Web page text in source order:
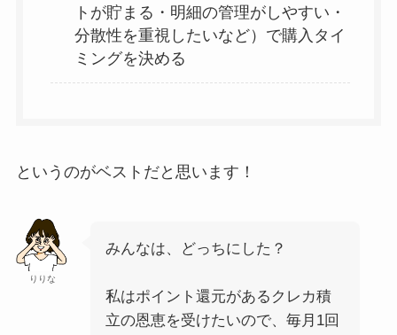
トが貯まる・明細の管理がしやすい・
分散性を重視したいなど）で購入タイ
ミングを決める
というのがベストだと思います！
りりな
みんなは、どっちにした？
私はポイント還元があるクレカ積
立の恩恵を受けたいので、毎月1回